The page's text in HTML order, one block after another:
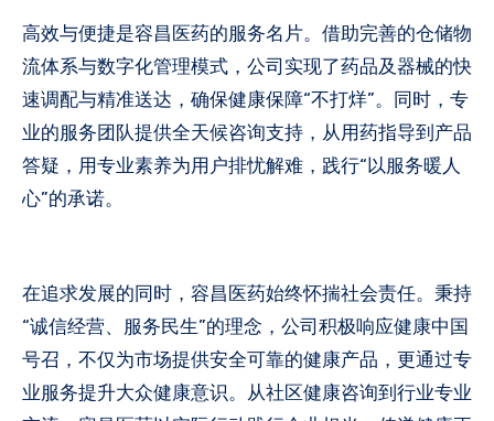
高效与便捷是容昌医药的服务名片。借助完善的仓储物
流体系与数字化管理模式，公司实现了药品及器械的快
速调配与精准送达，确保健康保障“不打烊”。同时，专
业的服务团队提供全天候咨询支持，从用药指导到产品
答疑，用专业素养为用户排忧解难，践行“以服务暖人
心”的承诺。
在追求发展的同时，容昌医药始终怀揣社会责任。秉持
“诚信经营、服务民生”的理念，公司积极响应健康中国
号召，不仅为市场提供安全可靠的健康产品，更通过专
业服务提升大众健康意识。从社区健康咨询到行业专业